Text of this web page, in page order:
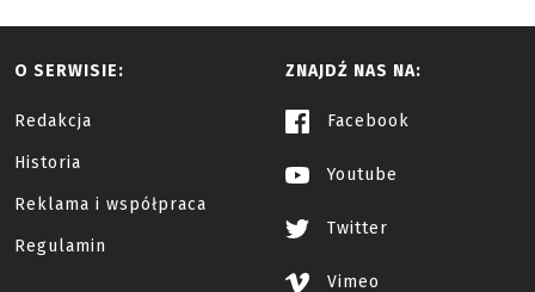
O SERWISIE:
Redakcja
Historia
Reklama i współpraca
Regulamin
ZNAJDŹ NAS NA:
Facebook
Youtube
Twitter
Vimeo